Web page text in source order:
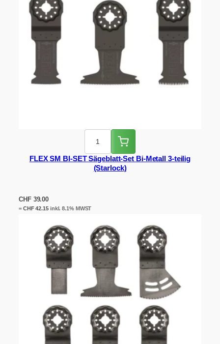
FLEX SM BI-SET Sägeblatt-Set Bi-Metall 3-teilig
(Starlock)
CHF39.00
= CHF42.15inkl. 8.1% MWST